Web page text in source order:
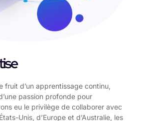
fruit d’un apprentissage continu,
passion profonde pour
eu le privilège de collaborer avec
Unis, d’Europe et d’Australie, les